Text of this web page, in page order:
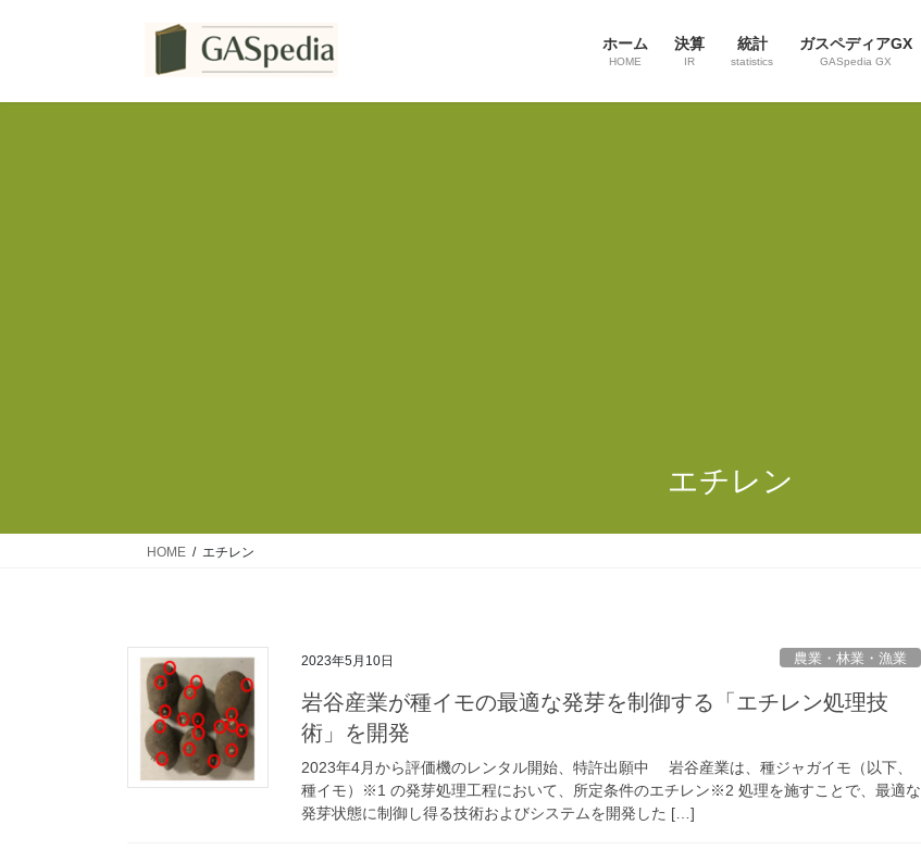
ホーム
HOME
決算
IR
統計
statistics
ガスペディアGX
GASpedia GX
エチレン
HOME エチレン
2023年5月10日 農業・林業・漁業
岩谷産業が種イモの最適な発芽を制御する「エチレン処理技
術」を開発
2023年4月から評価機のレンタル開始、特許出願中 岩谷産業は、種ジャガイモ（以下、
種イモ）※1 の発芽処理工程において、所定条件のエチレン※2 処理を施すことで、最適な
発芽状態に制御し得る技術およびシステムを開発した […]